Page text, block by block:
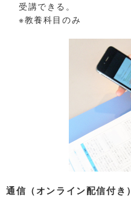
受講できる。
※教養科目のみ
通信（オンライン配信付き）